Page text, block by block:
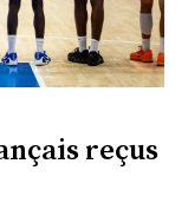
reçus